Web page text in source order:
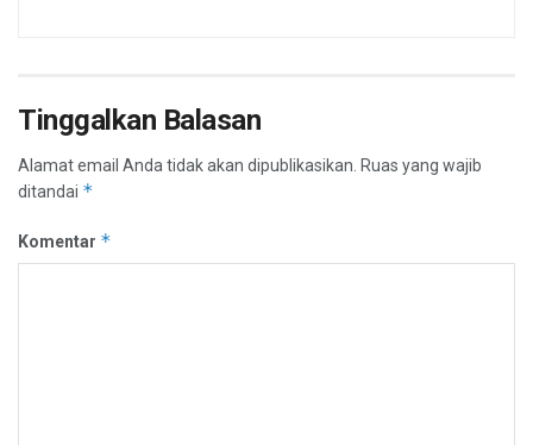
Tinggalkan Balasan
Alamat email Anda tidak akan dipublikasikan. Ruas yang wajib
ditandai *
Komentar *